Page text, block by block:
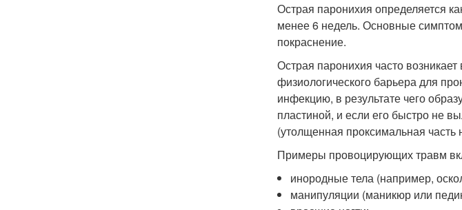
Острая паронихия определяется
менее 6 недель. Основные
покраснение.
Острая паронихия часто
физиологического барьера для
инфекцию, в результате чего
пластиной, и если его быстро не
(утолщенная проксимальная часть
Примеры провоцирующих травм
инородные тела (например,
манипуляции (маникюр или